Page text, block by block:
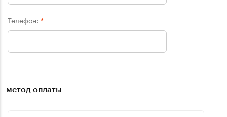
Телефон: *
метод оплаты